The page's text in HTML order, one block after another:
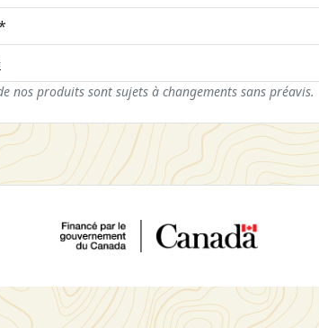
nos produits sont sujets à changements sans préavis.